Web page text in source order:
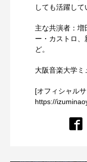
しても活躍して
主な共演者：増
ー・カストロ
ど。
大阪音楽大学ミ
[オフィシャル
https://